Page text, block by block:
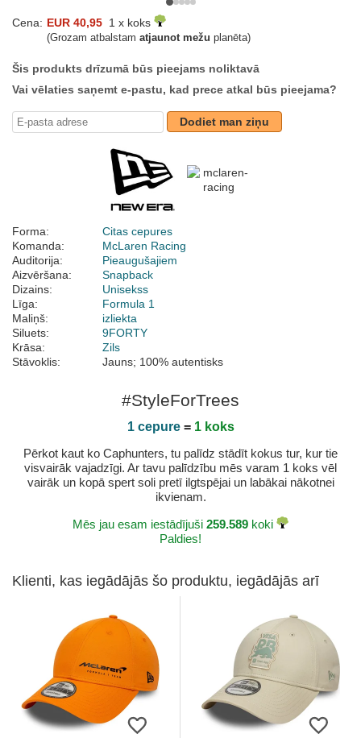
Cena: EUR 40,95 1 x koks
(Grozam atbalstam atjaunot mežu planēta)
Šis produkts drīzumā būs pieejams noliktavā
Vai vēlaties saņemt e-pastu, kad prece atkal būs pieejama?
Dodiet man ziņu
Forma:
Citas cepures
Komanda:
McLaren Racing
Auditorija:
Pieaugušajiem
Aizvēršana:
Snapback
Dizains:
Unisekss
Līga:
Formula 1
Maliņš:
izliekta
Siluets:
9FORTY
Krāsa:
Zils
Stāvoklis:
Jauns; 100% autentisks
#StyleForTrees
1 cepure= 1 koks
Pērkot kaut ko Caphunters, tu palīdz stādīt kokus tur, kur tie
visvairāk vajadzīgi. Ar tavu palīdzību mēs varam 1 koks vēl
vairāk un kopā spert soli pretī ilgtspējai un labākai nākotnei
ikvienam.
Mēs jau esam iestādījuši 259.589 koki
Paldies!
Klienti, kas iegādājās šo produktu, iegādājās arī